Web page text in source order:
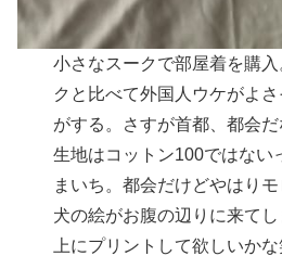
小さなスークで部屋着を購
クと比べて外国人ウケがよ
がする。さすが首都、都会だ
生地はコットン100ではない
まいち。都会だけどやはりモ
犬の絵がお腹の辺りに来て
上にプリントして欲しいか